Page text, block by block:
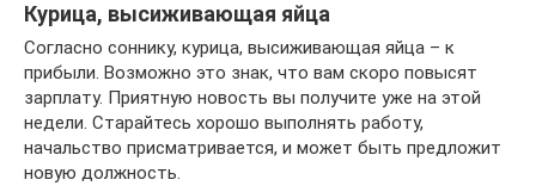
Курица, высиживающая яйца
Согласно соннику, курица, высиживающая яйца – к
прибыли. Возможно это знак, что вам скоро повысят
зарплату. Приятную новость вы получите уже на этой
недели. Старайтесь хорошо выполнять работу,
начальство присматривается, и может быть предложит
новую должность.